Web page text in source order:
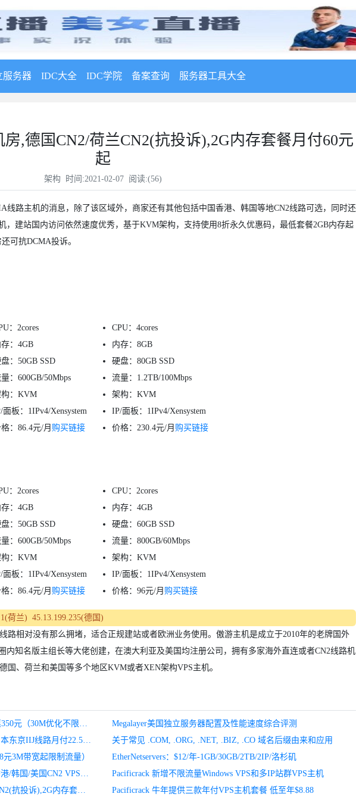
服务器 IDC大全 IDC学院 备案查询 服务器工具大全
,德国CN2/荷兰CN2(抗投诉),2G内存套餐月付60元
起
架构 时间:2021-02-07 阅读:(56)
线路主机的消息，除了该区域外，商家还有其他包括中国香港、韩国等地CN2线路可选，同时还
，建站国内访问依然速度优秀，基于KVM架构，支持使用8折永久优惠码，最低套餐2GB内存起
可抗DCMA投诉。
：2cores
存：4GB
：50GB SSD
：600GB/50Mbps
：KVM
面板：1IPv4/Xensystem
：86.4元/月 购买链接
CPU：4cores
内存：8GB
硬盘：80GB SSD
流量：1.2TB/100Mbps
架构：KVM
IP/面板：1IPv4/Xensystem
价格：230.4元/月 购买链接
：2cores
存：4GB
：50GB SSD
：600GB/50Mbps
：KVM
面板：1IPv4/Xensystem
：86.4元/月 购买链接
CPU：2cores
内存：4GB
硬盘：60GB SSD
流量：800GB/60Mbps
架构：KVM
IP/面板：1IPv4/Xensystem
价格：96元/月 购买链接
荷兰) 45.13.199.235(德国)
路相对没有那么拥堵，适合正规建站或者欧洲业务使用。傲游主机是成立于2010年的老牌国外
内知名版主组长等大佬创建，在澳大利亚及美国均注册公司，拥有多家海外直连或者CN2线路机
国、荷兰和美国等多个地区KVM或者XEN架构VPS主机。
Megalayer美国独立服务器新用户首月优惠350元（30M优化不限流量）
Megalayer美国独立服务器配置及性能速度综合评测
HostYun全场9折,韩国VPS月付13.5元起,日本东京IIJ线路月付22.5元起
关于常见 .COM, .ORG, .NET, .BIZ, .CO 域名后缀由来和应用
3M带宽起限制流量）
EtherNetservers：$12/年-1GB/30GB/2TB/2IP/洛杉矶
edgeNAT牛年春节活动汇总 – 全场六折 香港/韩国/美国CN2 VPS主机
Pacificrack 新增不限流量Windows VPS和多IP站群VPS主机
傲游主机：冷门CN2机房,德国CN2/荷兰CN2(抗投诉),2G内存套餐月付60元起
Pacificrack 牛年提供三款年付VPS主机套餐 低至年$8.88